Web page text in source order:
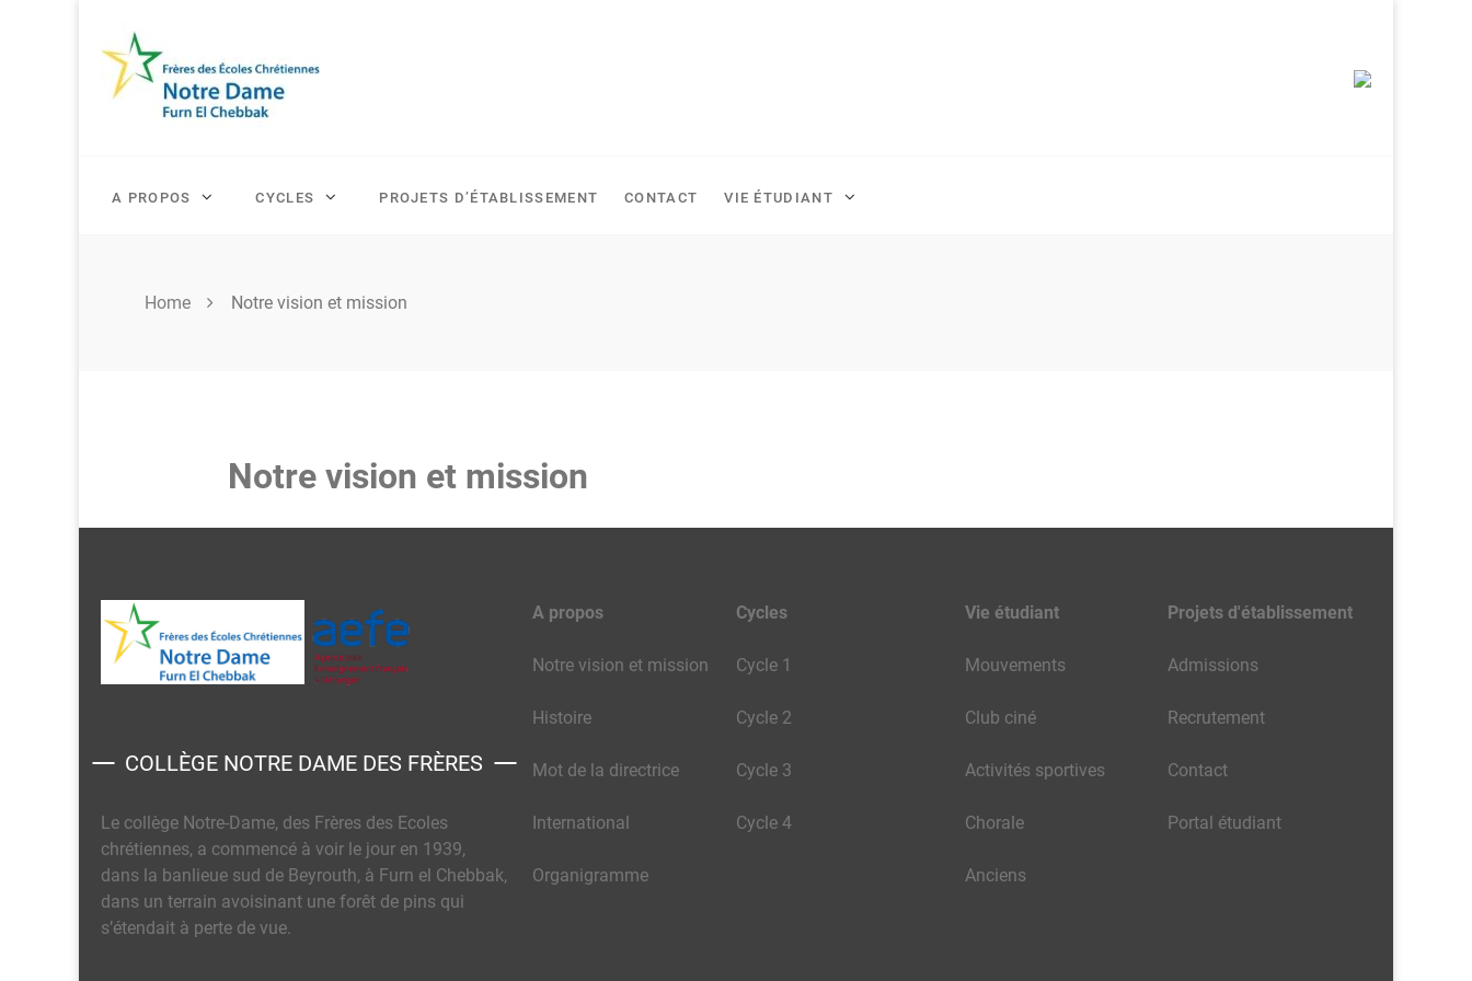
content
A PROPOS CYCLES PROJETS D’ÉTABLISSEMENT CONTACT VIE ÉTUDIANT
Home Notre vision et mission
Notre vision et mission
COLLÈGE NOTRE DAME DES FRÈRES
Le collège Notre-Dame, des Frères des Ecoles
chrétiennes, a commencé à voir le jour en 1939,
dans la banlieue sud de Beyrouth, à Furn el Chebbak,
dans un terrain avoisinant une forêt de pins qui
s’étendait à perte de vue.
A propos
Notre vision et mission
Histoire
Mot de la directrice
International
Organigramme
Cycles
Cycle 1
Cycle 2
Cycle 3
Cycle 4
Vie étudiant
Mouvements
Club ciné
Activités sportives
Chorale
Anciens
Projets d'établissement
Admissions
Recrutement
Contact
Portal étudiant